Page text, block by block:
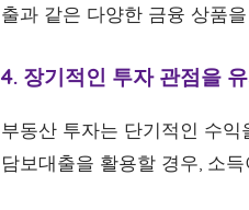
출과 같은 다양한 금융 상품
4. 장기적인 투자 관점을
부동산 투자는 단기적인 수
담보대출을 활용할 경우, 소